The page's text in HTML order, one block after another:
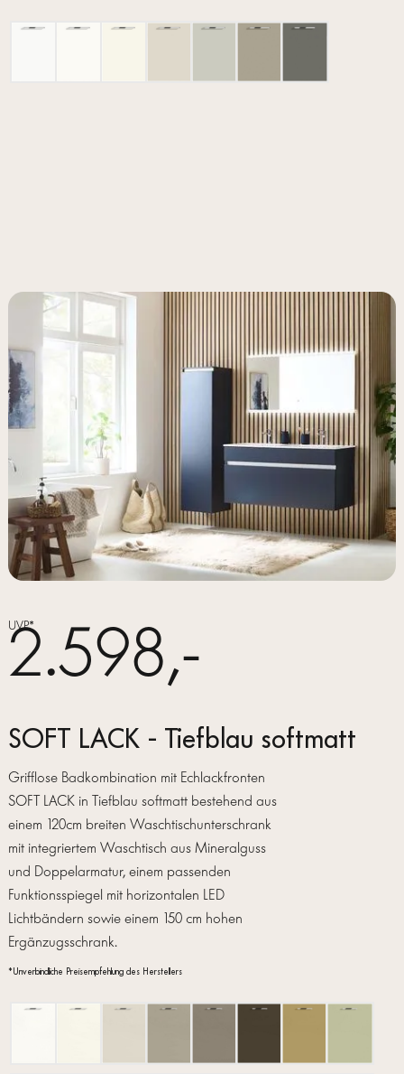
UVP*
2.598,-
SOFT LACK - Tiefblau softmatt
Grifflose Badkombination mit Echlackfronten
SOFT LACK in Tiefblau softmatt bestehend aus
einem 120cm breiten Waschtischunterschrank
mit integriertem Waschtisch aus Mineralguss
und Doppelarmatur, einem passenden
Funktionsspiegel mit horizontalen LED
Lichtbändern sowie einem 150 cm hohen
Ergänzugsschrank.
*Unverbindliche Preisempfehlung des Herstellers